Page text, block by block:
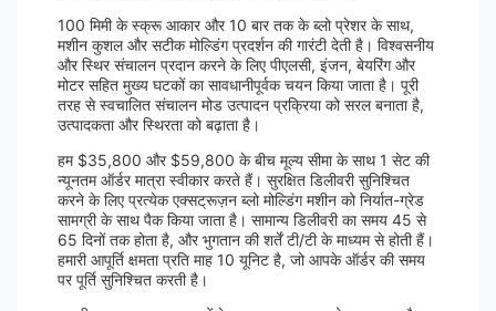
100 मिमी के स्क्रू आकार और 10 बार तक के ब्लो प्रेशर के साथ,
मशीन कुशल और सटीक मोल्डिंग प्रदर्शन की गारंटी देती है। विश्वसनीय
और स्थिर संचालन प्रदान करने के लिए पीएलसी, इंजन, बेयरिंग और
मोटर सहित मुख्य घटकों का सावधानीपूर्वक चयन किया जाता है। पूरी
तरह से स्वचालित संचालन मोड उत्पादन प्रक्रिया को सरल बनाता है,
उत्पादकता और स्थिरता को बढ़ाता है।
हम $35,800 और $59,800 के बीच मूल्य सीमा के साथ 1 सेट की
न्यूनतम ऑर्डर मात्रा स्वीकार करते हैं। सुरक्षित डिलीवरी सुनिश्चित
करने के लिए प्रत्येक एक्सट्रूज़न ब्लो मोल्डिंग मशीन को निर्यात-ग्रेड
सामग्री के साथ पैक किया जाता है। सामान्य डिलीवरी का समय 45 से
65 दिनों तक होता है, और भुगतान की शर्तें टी/टी के माध्यम से होती हैं।
हमारी आपूर्ति क्षमता प्रति माह 10 यूनिट है, जो आपके ऑर्डर की समय
पर पूर्ति सुनिश्चित करती है।